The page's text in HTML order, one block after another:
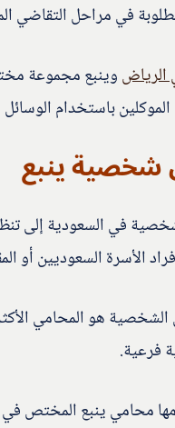
في مراحل التقاضي
وينبع مجموعة
باستخدام الوسائل
شخصية ينبع
في السعودية إلى
الأسرة السعوديين أو
هو المحامي
فرعية.
محامي ينبع المختص